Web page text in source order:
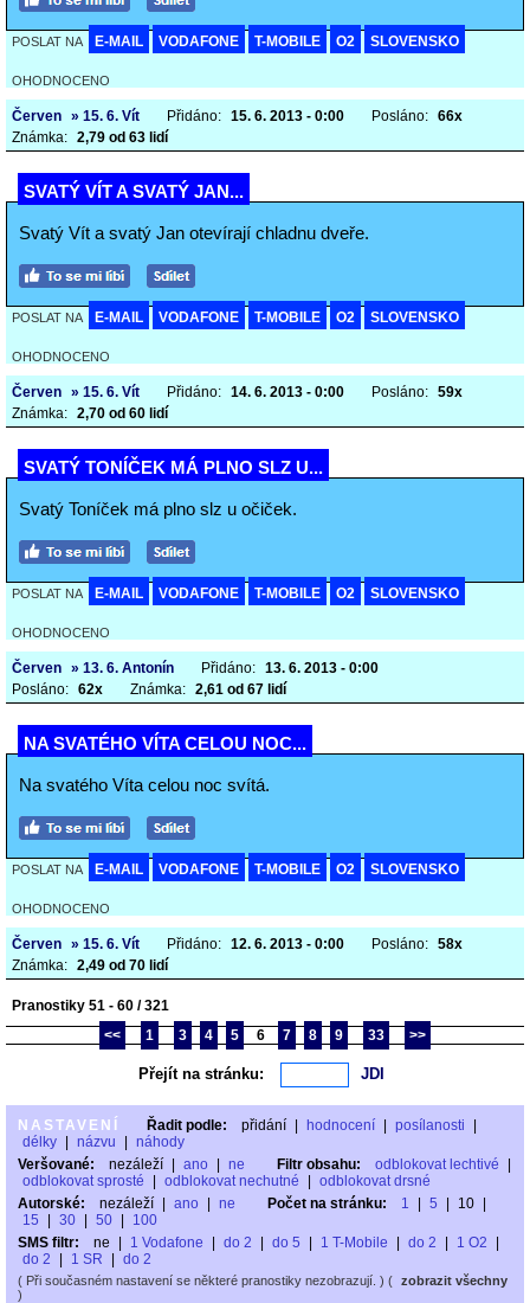
POSLAT NA E-MAIL VODAFONE T-MOBILE O2 SLOVENSKO
OHODNOCENO
Červen » 15. 6. Vít Přidáno: 15. 6. 2013 - 0:00 Posláno: 66x
Známka: 2,79 od 63 lidí
SVATÝ VÍT A SVATÝ JAN...
Svatý Vít a svatý Jan otevírají chladnu dveře.
POSLAT NA E-MAIL VODAFONE T-MOBILE O2 SLOVENSKO
OHODNOCENO
Červen » 15. 6. Vít Přidáno: 14. 6. 2013 - 0:00 Posláno: 59x
Známka: 2,70 od 60 lidí
SVATÝ TONÍČEK MÁ PLNO SLZ U...
Svatý Toníček má plno slz u očiček.
POSLAT NA E-MAIL VODAFONE T-MOBILE O2 SLOVENSKO
OHODNOCENO
Červen » 13. 6. Antonín Přidáno: 13. 6. 2013 - 0:00
Posláno: 62x Známka: 2,61 od 67 lidí
NA SVATÉHO VÍTA CELOU NOC...
Na svatého Víta celou noc svítá.
POSLAT NA E-MAIL VODAFONE T-MOBILE O2 SLOVENSKO
OHODNOCENO
Červen » 15. 6. Vít Přidáno: 12. 6. 2013 - 0:00 Posláno: 58x
Známka: 2,49 od 70 lidí
Pranostiky 51 - 60 / 321
<<
1 3 4 5 6 7 8 9 33 >>
Přejít na stránku:
NASTAVENÍ Řadit podle: přidání hodnocení posílanosti
délky
názvu
náhody
Veršované:
nezáleží ano ne Filtr obsahu: odblokovat lechtivé
odblokovat sprosté
odblokovat nechutné
odblokovat drsné
Autorské:
nezáleží ano ne Počet na stránku: 1 5 10
15
30 50
100
SMS filtr:
ne 1 Vodafone do 2 do 5 1 T-Mobile do 2 1 O2
do 2
1 SR do 2
( Při současném nastavení se některé pranostiky nezobrazují. ) ( zobrazit všechny
)